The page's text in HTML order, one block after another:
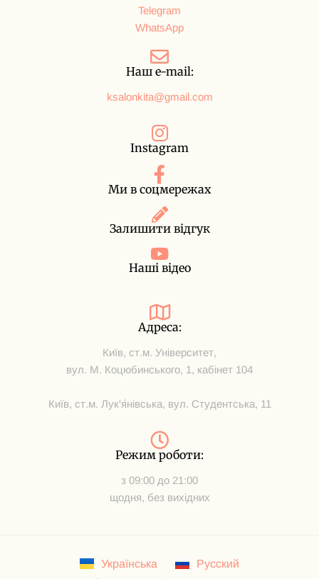
Telegram
WhatsApp
Наш e-mail:
ksalonkita@gmail.com
Instagram
Ми в соцмережах
Залишити відгук
Наші відео
Адреса:
Київ, ст.м. Університет,
вул. М. Коцюбинського, 1, кабінет 104
Київ, ст.м. Лук'я́нівська, вул. Студентська, 11
Режим роботи:
з 09:00 до 21:00
щодня, без вихідних
Українська Русский